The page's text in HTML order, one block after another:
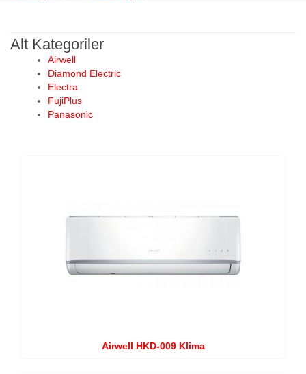
Alt Kategoriler
Airwell
Diamond Electric
Electra
FujiPlus
Panasonic
Airwell HKD-009 Klima